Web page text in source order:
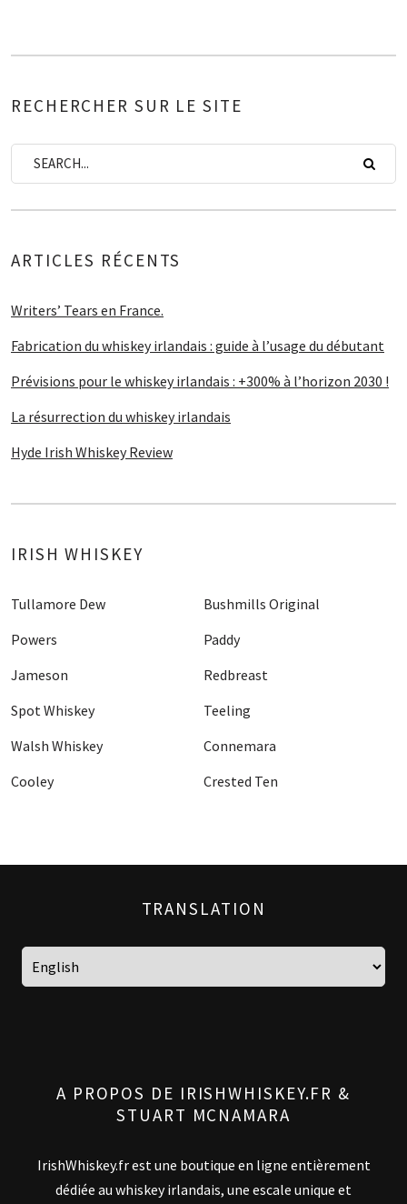
RECHERCHER SUR LE SITE
ARTICLES RÉCENTS
Writers’ Tears en France.
Fabrication du whiskey irlandais : guide à l’usage du débutant
Prévisions pour le whiskey irlandais : +300% à l’horizon 2030 !
La résurrection du whiskey irlandais
Hyde Irish Whiskey Review
IRISH WHISKEY
Tullamore Dew
Bushmills Original
Powers
Paddy
Jameson
Redbreast
Spot Whiskey
Teeling
Walsh Whiskey
Connemara
Cooley
Crested Ten
TRANSLATION
A PROPOS DE IRISHWHISKEY.FR &
STUART MCNAMARA
IrishWhiskey.fr est une boutique en ligne entièrement
dédiée au whiskey irlandais, une escale unique et